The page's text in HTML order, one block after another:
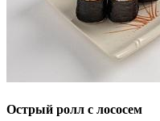
Острый ролл с лососем